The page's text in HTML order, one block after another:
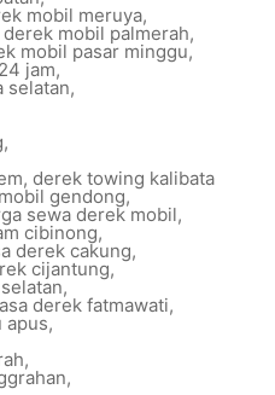
mobil meruya,
derek mobil palmerah,
mobil pasar minggu,
jam,
selatan,
,
, derek towing kalibata
gendong,
sewa derek mobil,
cibinong,
derek cakung,
cijantung,
,
derek fatmawati,
apus,
,
,